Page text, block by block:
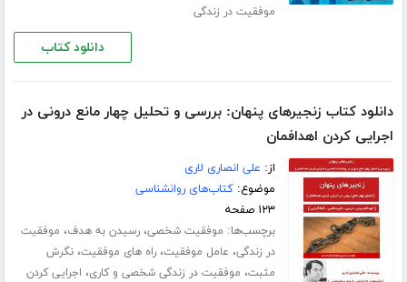
موفقیت در زندگی
دانلود کتاب
دانلود کتاب زنجیرهای پنهان: بررسی و تحلیل چهار مانع درونی در
اجرایی کردن اهدافمان
از: علی انصاری لاری
موضوع:کتاب‌های روانشناسی
۱۲۳ صفحه
برچسب‌ها: موفقیت شخصی،رسیدن به هدف، موفقیت
در زندگی، عامل موفقیت،راه های موفقیت،نگرش
مثبت، موفقیت در زندگی شخصی و کاری، اجرایی کردن